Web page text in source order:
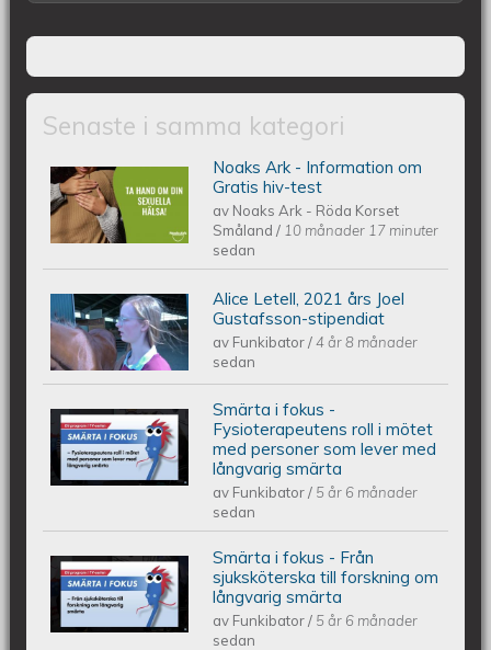
Senaste i samma kategori
Noaks Ark - Information på 6 språk
Noaks Ark - Information om
Gratis hiv-test
av Noaks Ark - Röda Korset
Småland/ 10 månader 17 minuter
sedan
Alice Letell är årets Joel Gustafsson-
stipendiat
Alice Letell, 2021 års Joel
Gustafsson-stipendiat
av Funkibator/4 år 8 månader
sedan
Smärta i fokus - Fysioterapeutens roll
i mötet med personer som lever med
långvarig smärta
Smärta i fokus -
Fysioterapeutens roll i mötet
med personer som lever med
långvarig smärta
av Funkibator/ 5 år 6 månader
sedan
Smärta i fokus - Från sjuksköterska
till forskning om långvarig smärta
Smärta i fokus - Från
sjuksköterska till forskning om
långvarig smärta
av Funkibator/ 5 år 6 månader
sedan